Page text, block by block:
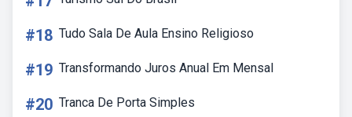
#18 Tudo Sala De Aula Ensino Religioso
#19 Transformando Juros Anual Em Mensal
#20 Tranca De Porta Simples